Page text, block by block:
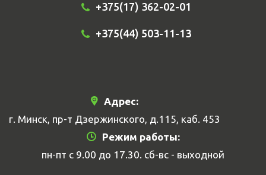
+375(17) 362-02-01
+375(44) 503-11-13
Адрес:
г. Минск, пр-т Дзержинского, д.115, каб. 453
Режим работы:
пн-пт с 9.00 до 17.30. сб-вс - выходной